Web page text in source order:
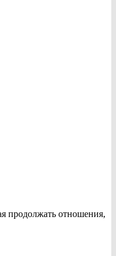
продолжать отношения,